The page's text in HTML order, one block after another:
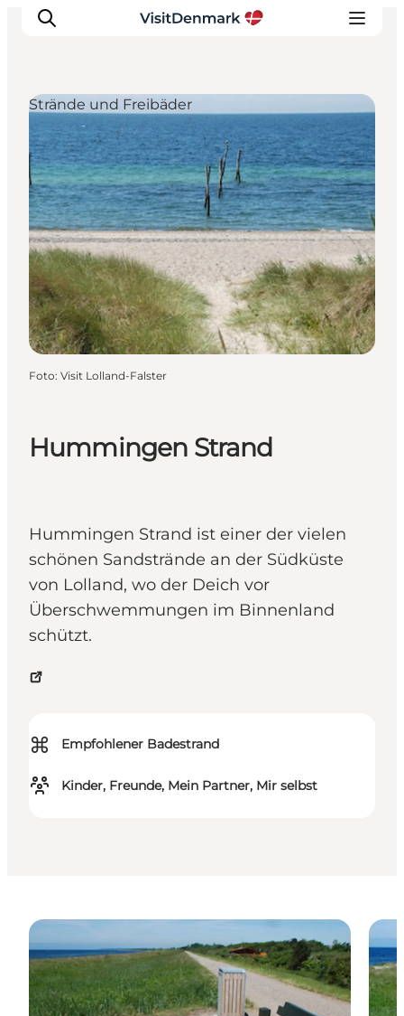
Inspiration
Regionen
Erlebnisse
Unterkünfte
Reiseplanung
Hummingen Strand
Hummingen Strand ist einer der vielen
schönen Sandstrände an der Südküste
von Lolland, wo der Deich vor
Überschwemmungen im Binnenland
schützt.
⌘ Empfohlener Badestrand
Kinder, Freunde, Mein Partner, Mir selbst
Strände und Freibäder
Foto: Visit Lolland-Falster